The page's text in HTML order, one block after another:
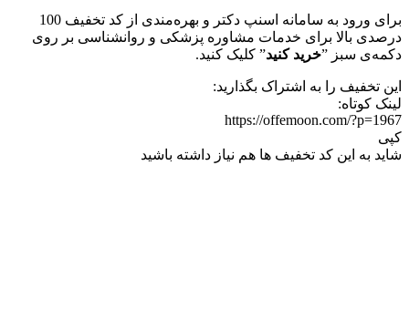
برای ورود به سامانه اسنپ دکتر و بهره‌مندی از کد تخفیف 100
درصدی بالا برای خدمات مشاوره پزشکی و روانشناسی بر روی
دکمه‌ی سبز ”خرید کنید” کلیک کنید.
این تخفیف را به اشتراک بگذارید:
لینک کوتاه:
https://offemoon.com/?p=1967
کپی
شاید به این کد تخفیف ها هم نیاز داشته باشید